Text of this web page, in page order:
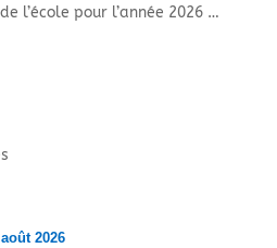
l’école pour l’année 2026 …
août 2026